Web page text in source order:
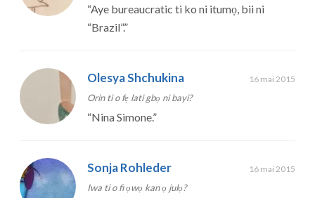
“Aye bureaucratic ti ko ni itumọ, bii ni
“Brazil”.”
Olesya Shchukina 16 mai 2015
Orin ti o fẹ lati gbọ ni bayi?
“Nina Simone.”
Sonja Rohleder 16 mai 2015
Iwa ti o fi ọwọ kan ọ julọ?